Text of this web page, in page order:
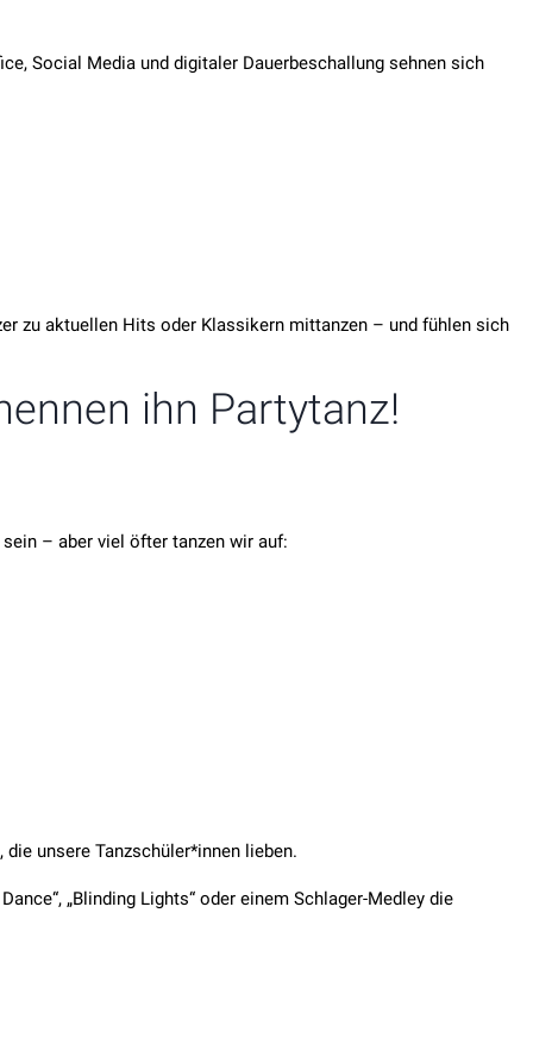
Social Media und digitaler Dauerbeschallung sehnen sich
zu aktuellen Hits oder Klassikern mittanzen – und fühlen sich
ihn Partytanz!
– aber viel öfter tanzen wir auf:
unsere Tanzschüler*innen lieben.
„Blinding Lights“ oder einem Schlager-Medley die